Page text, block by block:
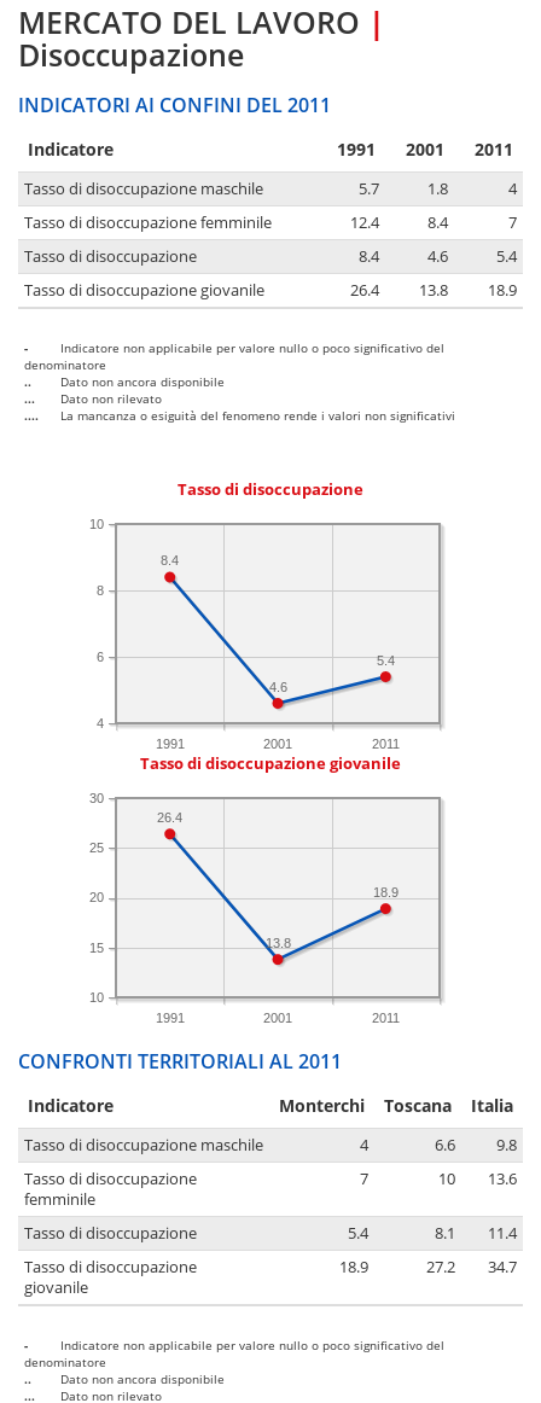
MERCATO DEL LAVORO |
Disoccupazione
INDICATORI AI CONFINI DEL 2011
Indicatore 1991 2001 2011
Tasso di disoccupazione maschile 5.7 1.8
4
Tasso di disoccupazione femminile
12.4 8.4
7
Tasso di disoccupazione
8.4 4.6
5.4
Tasso di disoccupazione giovanile
26.4 13.8 18.9
-
Indicatore non applicabile per valore nullo o poco significativo del
denominatore
..
Dato non ancora disponibile
...
Dato non rilevato
....
La mancanza o esiguità del fenomeno rende i valori non significativi
Tasso di disoccupazione
1991 2001 2011
4
6
8
10
5.4
4.6
8.4
Tasso di disoccupazione giovanile
1991 2001 2011
10
15
20
25
30
18.9
13.8
26.4
CONFRONTI TERRITORIALI AL 2011
Indicatore Monterchi Toscana Italia
Tasso di disoccupazione maschile 4 6.6
9.8
Tasso di disoccupazione
femminile
7 10 13.6
Tasso di disoccupazione 5.4 8.1
11.4
Tasso di disoccupazione
giovanile
18.9 27.2 34.7
-
Indicatore non applicabile per valore nullo o poco significativo del
denominatore
..
Dato non ancora disponibile
...
Dato non rilevato